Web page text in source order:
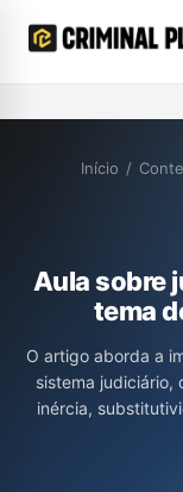
Início /
Aula sobre
tema
O artigo aborda a
sistema judiciário,
inércia,
níveis, bem